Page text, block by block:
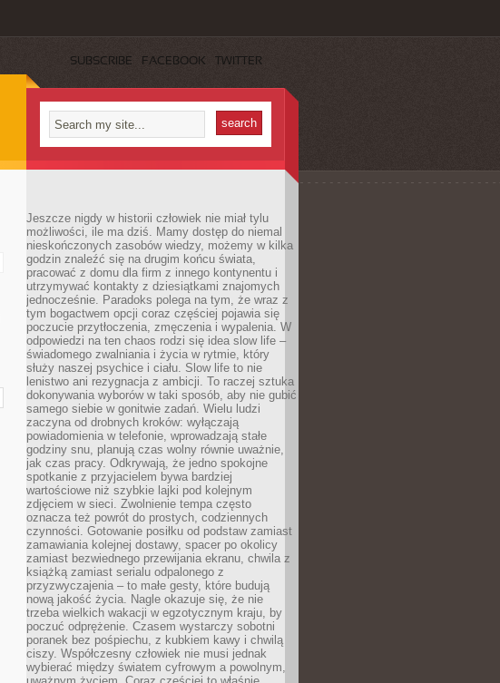
SUBSCRIBE FACEBOOK TWITTER
Jeszcze nigdy w historii człowiek nie miał tylu
możliwości, ile ma dziś. Mamy dostęp do niemal
nieskończonych zasobów wiedzy, możemy w kilka
godzin znaleźć się na drugim końcu świata,
pracować z domu dla firm z innego kontynentu i
utrzymywać kontakty z dziesiątkami znajomych
jednocześnie. Paradoks polega na tym, że wraz z
tym bogactwem opcji coraz częściej pojawia się
poczucie przytłoczenia, zmęczenia i wypalenia. W
odpowiedzi na ten chaos rodzi się idea slow life –
świadomego zwalniania i życia w rytmie, który
służy naszej psychice i ciału. Slow life to nie
lenistwo ani rezygnacja z ambicji. To raczej sztuka
dokonywania wyborów w taki sposób, aby nie gubić
samego siebie w gonitwie zadań. Wielu ludzi
zaczyna od drobnych kroków: wyłączają
powiadomienia w telefonie, wprowadzają stałe
godziny snu, planują czas wolny równie uważnie,
jak czas pracy. Odkrywają, że jedno spokojne
spotkanie z przyjacielem bywa bardziej
wartościowe niż szybkie lajki pod kolejnym
zdjęciem w sieci. Zwolnienie tempa często
oznacza też powrót do prostych, codziennych
czynności. Gotowanie posiłku od podstaw zamiast
zamawiania kolejnej dostawy, spacer po okolicy
zamiast bezwiednego przewijania ekranu, chwila z
książką zamiast serialu odpalonego z
przyzwyczajenia – to małe gesty, które budują
nową jakość życia. Nagle okazuje się, że nie
trzeba wielkich wakacji w egzotycznym kraju, by
poczuć odprężenie. Czasem wystarczy sobotni
poranek bez pośpiechu, z kubkiem kawy i chwilą
ciszy. Współczesny człowiek nie musi jednak
wybierać między światem cyfrowym a powolnym,